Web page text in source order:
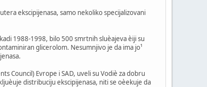
ekscipijenasa, samo nekoliko specijalizovani
1988-1998, bilo 500 smrtnih sluèajeva èiji su
glicerolom. Nesumnjivo je da ima jo¹
Council) Evrope i SAD, uveli su Vodiè za dobru
distribuciju ekscipijenasa, niti se oèekuje da